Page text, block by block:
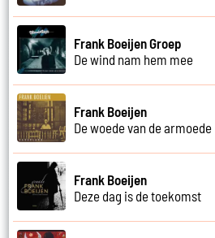
Frank Boeijen Groep
De wind nam hem mee
Frank Boeijen
De woede van de armoede
Frank Boeijen
Deze dag is de toekomst